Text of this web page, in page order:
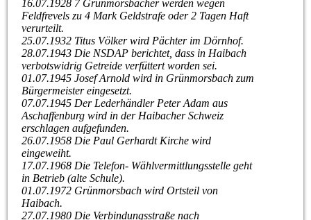
16.07.1928 7 Grünmorsbacher werden wegen
Feldfrevels zu 4 Mark Geldstrafe oder 2 Tagen Haft
verurteilt.
25.07.1932 Titus Völker wird Pächter im Dörnhof.
28.07.1943 Die NSDAP berichtet, dass in Haibach
verbotswidrig Getreide verfüttert worden sei.
01.07.1945 Josef Arnold wird in Grünmorsbach zum
Bürgermeister eingesetzt.
07.07.1945 Der Lederhändler Peter Adam aus
Aschaffenburg wird in der Haibacher Schweiz
erschlagen aufgefunden.
26.07.1958 Die Paul Gerhardt Kirche wird
eingeweiht.
17.07.1968 Die Telefon- Wählvermittlungsstelle geht
in Betrieb (alte Schule).
01.07.1972 Grünmorsbach wird Ortsteil von
Haibach.
27.07.1980 Die Verbindungsstraße nach